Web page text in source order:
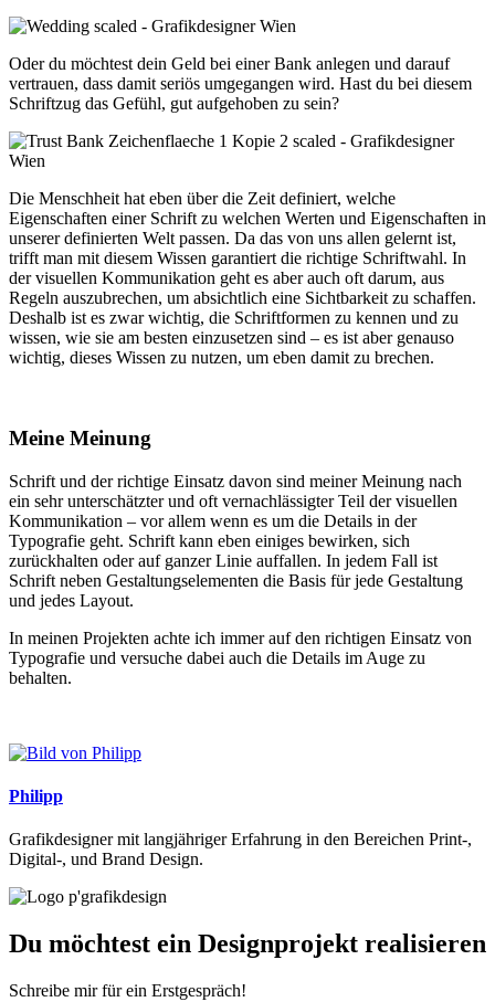
Oder du möchtest dein Geld bei einer Bank anlegen und darauf
vertrauen, dass damit seriös umgegangen wird. Hast du bei diesem
Schriftzug das Gefühl, gut aufgehoben zu sein?
Die Menschheit hat eben über die Zeit definiert, welche
Eigenschaften einer Schrift zu welchen Werten und Eigenschaften in
unserer definierten Welt passen. Da das von uns allen gelernt ist,
trifft man mit diesem Wissen garantiert die richtige Schriftwahl. In
der visuellen Kommunikation geht es aber auch oft darum, aus
Regeln auszubrechen, um absichtlich eine Sichtbarkeit zu schaffen.
Deshalb ist es zwar wichtig, die Schriftformen zu kennen und zu
wissen, wie sie am besten einzusetzen sind – es ist aber genauso
wichtig, dieses Wissen zu nutzen, um eben damit zu brechen.
Meine Meinung
Schrift und der richtige Einsatz davon sind meiner Meinung nach
ein sehr unterschätzter und oft vernachlässigter Teil der visuellen
Kommunikation – vor allem wenn es um die Details in der
Typografie geht. Schrift kann eben einiges bewirken, sich
zurückhalten oder auf ganzer Linie auffallen. In jedem Fall ist
Schrift neben Gestaltungselementen die Basis für jede Gestaltung
und jedes Layout.
In meinen Projekten achte ich immer auf den richtigen Einsatz von
Typografie und versuche dabei auch die Details im Auge zu
behalten.
Philipp
Grafikdesigner mit langjähriger Erfahrung in den Bereichen Print-,
Digital-, und Brand Design.
Du möchtest ein Designprojekt realisieren
Schreibe mir für ein Erstgespräch!